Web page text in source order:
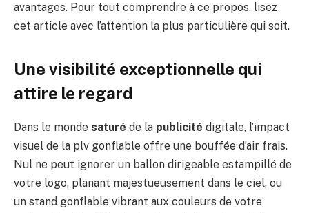
avantages. Pour tout comprendre à ce propos, lisez
cet article avec l’attention la plus particulière qui soit.
Une visibilité exceptionnelle qui
attire le regard
Dans le monde saturé de la publicité digitale, l’impact
visuel de la plv gonflable offre une bouffée d’air frais.
Nul ne peut ignorer un ballon dirigeable estampillé de
votre logo, planant majestueusement dans le ciel, ou
un stand gonflable vibrant aux couleurs de votre